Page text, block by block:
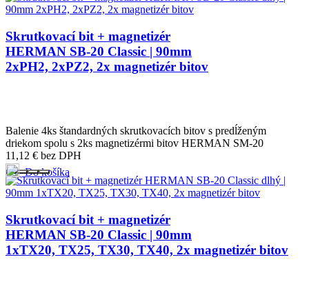
Skrutkovací bit + magnetizér
HERMAN SB-20 Classic | 90mm
2xPH2, 2xPZ2, 2x magnetizér bitov
Balenie 4ks štandardných skrutkovacích bitov s predĺženým
driekom spolu s 2ks magnetizérmi bitov HERMAN SM-20
11,12 € bez DPH
Do košíka
Skrutkovací bit + magnetizér
HERMAN SB-20 Classic | 90mm
1xTX20, TX25, TX30, TX40, 2x magnetizér bitov